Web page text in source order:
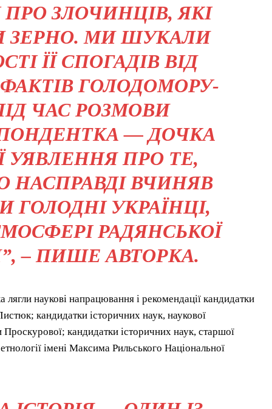
ЗЛОЧИНЦІВ, ЯКІ
ЗЕРНО. МИ ШУКАЛИ
ЇЇ СПОГАДІВ ВІД
ГОЛОДОМОРУ-
ЧАС РОЗМОВИ
— ДОЧКА
УЯВЛЕННЯ ПРО ТЕ,
НАСПРАВДІ ВЧИНЯВ
ГОЛОДНІ УКРАЇНЦІ,
РАДЯНСЬКОЇ
– ПИШЕ АВТОРКА.
наукові напрацювання і рекомендації кандидатки
кандидатки історичних наук, наукової
Проскурової; кандидатки історичних наук, старшої
імені Максима Рильського Національної